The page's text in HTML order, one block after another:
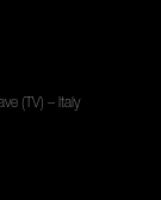
(TV) – Italy